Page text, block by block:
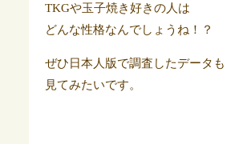
TKGや玉子焼き好きの人は
どんな性格なんでしょうね！？
ぜひ日本人版で調査したデータも
見てみたいです。